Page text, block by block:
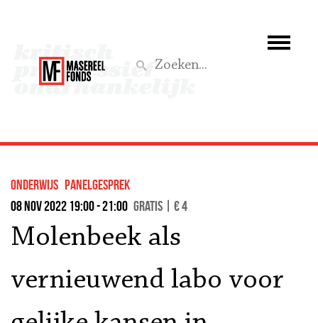
Wat we doen
Steun ons
Aktief
Onderwijs panelgesprek
08 nov 2022 19:00 - 21:00 Gratis | € 4
Molenbeek als
vernieuwend labo voor